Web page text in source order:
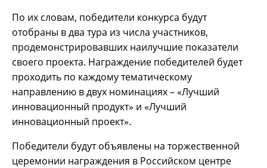
По их словам, победители конкурса будут
отобраны в два тура из числа участников,
продемонстрировавших наилучшие показатели
своего проекта. Награждение победителей будет
проходить по каждому тематическому
направлению в двух номинациях – «Лучший
инновационный продукт» и «Лучший
инновационный проект».
Победители будут объявлены на торжественной
церемонии награждения в Российском центре